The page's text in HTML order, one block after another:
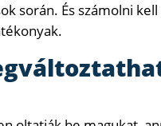
során. És számolni